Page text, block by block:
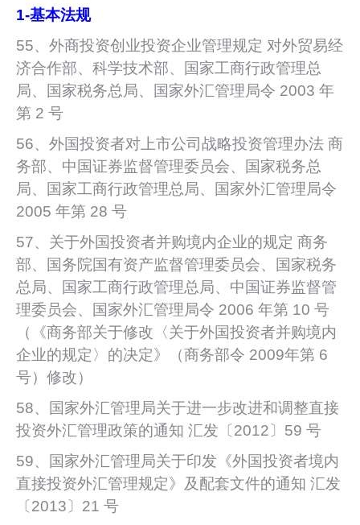
1-基本法规
55、外商投资创业投资企业管理规定 对外贸易经
济合作部、科学技术部、国家工商行政管理总
局、国家税务总局、国家外汇管理局令 2003 年
第 2 号
56、外国投资者对上市公司战略投资管理办法 商
务部、中国证券监督管理委员会、国家税务总
局、国家工商行政管理总局、国家外汇管理局令
2005 年第 28 号
57、关于外国投资者并购境内企业的规定 商务
部、国务院国有资产监督管理委员会、国家税务
总局、国家工商行政管理总局、中国证券监督管
理委员会、国家外汇管理局令 2006 年第 10 号
（《商务部关于修改〈关于外国投资者并购境内
企业的规定〉的决定》（商务部令 2009年第 6
号）修改）
58、国家外汇管理局关于进一步改进和调整直接
投资外汇管理政策的通知 汇发〔2012〕59 号
59、国家外汇管理局关于印发《外国投资者境内
直接投资外汇管理规定》及配套文件的通知 汇发
〔2013〕21 号